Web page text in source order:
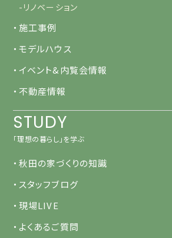
-リノベーション
・施工事例
・モデルハウス
・イベント&内覧会情報
・不動産情報
STUDY
「理想の暮らし」を学ぶ
・秋田の家づくりの知識
・スタッフブログ
・現場LIVE
・よくあるご質問